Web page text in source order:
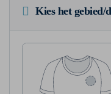
Kies het gebied/